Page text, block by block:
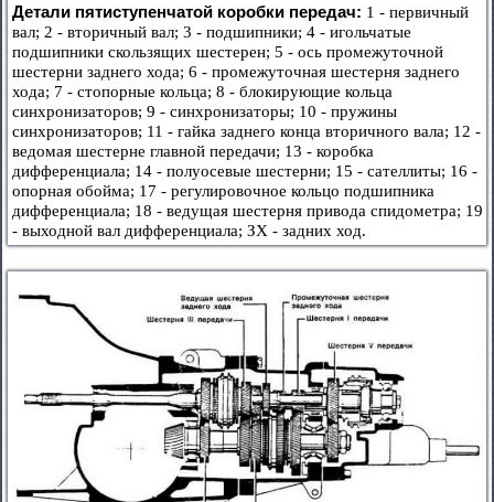
Детали пятиступенчатой коробки передач: 1 - первичный
вал; 2 - вторичный вал; 3 - подшипники; 4 - игольчатые
подшипники скользящих шестерен; 5 - ось промежуточной
шестерни заднего хода; 6 - промежуточная шестерня заднего
хода; 7 - стопорные кольца; 8 - блокирующие кольца
синхронизаторов; 9 - синхронизаторы; 10 - пружины
синхронизаторов; 11 - гайка заднего конца вторичного вала; 12 -
ведомая шестерне главной передачи; 13 - коробка
дифференциала; 14 - полуосевые шестерни; 15 - сателлиты; 16 -
опорная обойма; 17 - регулировочное кольцо подшипника
дифференциала; 18 - ведущая шестерня привода спидометра; 19
- выходной вал дифференциала; ЗХ - задних ход.